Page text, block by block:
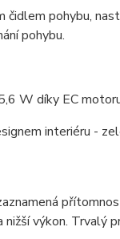
čidlem pohybu,
pohybu.
W díky EC
interiéru -
výkon. Trvalý